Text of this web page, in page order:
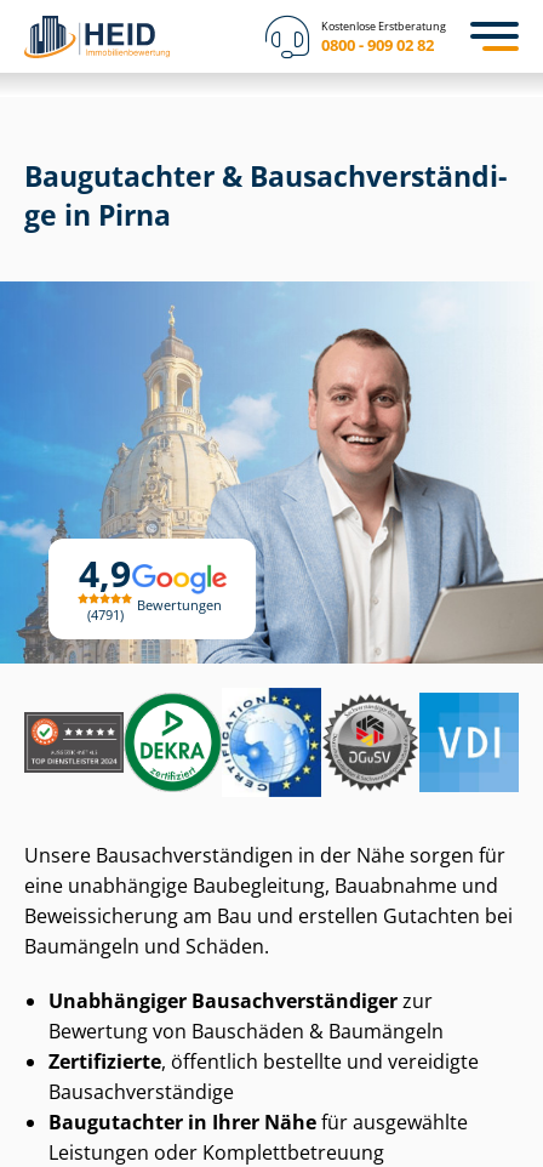
Kostenlose Erstberatung
0800 - 909 02 82
4,9
4791
Bewertungen
Baugutachter & Bau­sach­ver­stän­di­
ge in Pirna
Unsere Bau­sach­ver­stän­di­gen in der Nähe sorgen für
eine unabhängige Baubegleitung, Bauabnahme und
Beweissicherung am Bau und erstellen Gutachten bei
Baumängeln und Schäden.
Unabhängiger Bau­sach­ver­stän­di­gerzur
Bewertung von Bauschäden & Baumängeln
Zertifizierte, öffentlich bestellte und vereidigte
Bau­sach­ver­stän­di­ge
Baugutachter in Ihrer Nähefür ausgewählte
Leistungen oder Kom­plett­be­treu­ung